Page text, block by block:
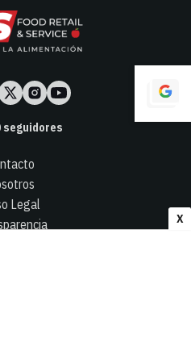
X
seguidores
Legal